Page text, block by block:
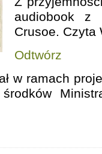
audiobook z
Crusoe. Czyta
Odtwórz
w ramach